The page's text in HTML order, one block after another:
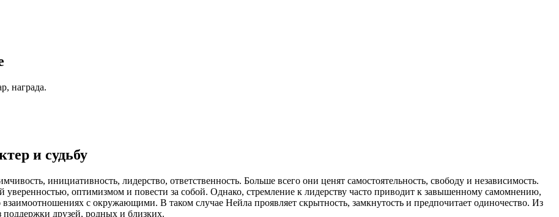
награда.
и судьбу
инициативность, лидерство, ответственность. Больше всего они ценят самостоятельность, свободу и независимость.
оптимизмом и повести за собой. Однако, стремление к лидерству часто приводит к завышенному самомнению,
с окружающими. В таком случае Нейла проявляет скрытность, замкнутость и предпочитает одиночество. Из
поддержки друзей, родных и близких.